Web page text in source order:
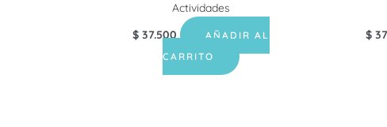
Actividades
$ 37.500
AÑADIR AL
CARRITO
$